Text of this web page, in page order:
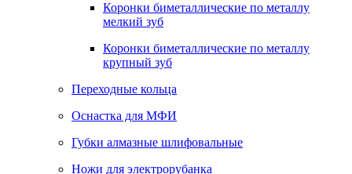
Коронки биметаллические по металлу
мелкий зуб
Коронки биметаллические по металлу
крупный зуб
Переходные кольца
Оснастка для МФИ
Губки алмазные шлифовальные
Ножи для электрорубанка